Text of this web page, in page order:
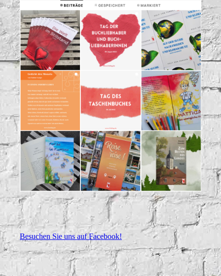
Besuchen Sie uns auf Facebook!